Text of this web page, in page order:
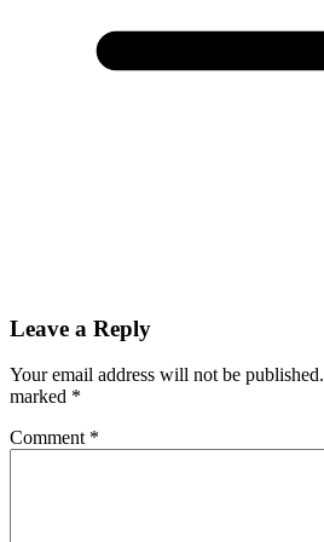
Leave a Reply
Your email address will not be published.
marked *
Comment *